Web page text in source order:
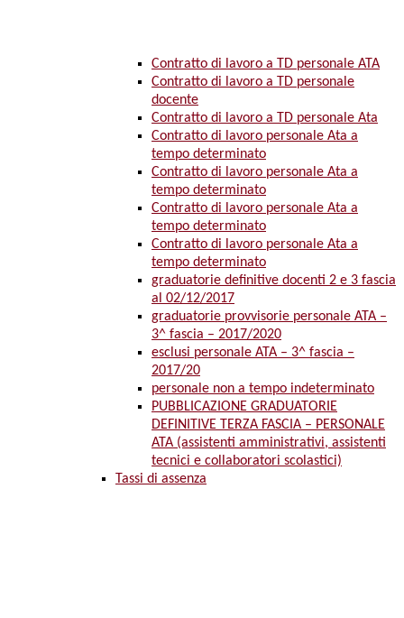
Contratto di lavoro a TD personale ATA
Contratto di lavoro a TD personale
docente
Contratto di lavoro a TD personale Ata
Contratto di lavoro personale Ata a
tempo determinato
Contratto di lavoro personale Ata a
tempo determinato
Contratto di lavoro personale Ata a
tempo determinato
Contratto di lavoro personale Ata a
tempo determinato
graduatorie definitive docenti 2 e 3 fascia
al 02/12/2017
graduatorie provvisorie personale ATA –
3^ fascia – 2017/2020
esclusi personale ATA – 3^ fascia –
2017/20
personale non a tempo indeterminato
PUBBLICAZIONE GRADUATORIE
DEFINITIVE TERZA FASCIA – PERSONALE
ATA (assistenti amministrativi, assistenti
tecnici e collaboratori scolastici)
Tassi di assenza